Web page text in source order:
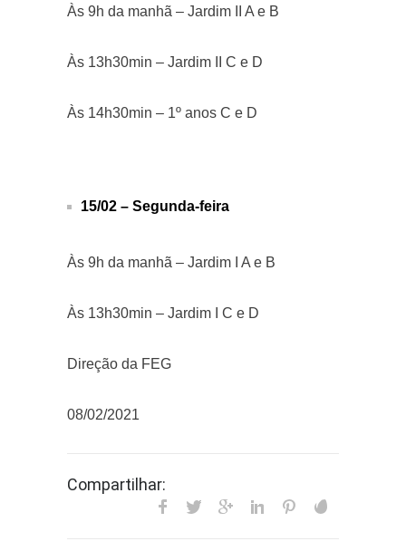
Às 9h da manhã – Jardim II A e B
Às 13h30min – Jardim II C e D
Às 14h30min – 1º anos C e D
15/02 – Segunda-feira
Às 9h da manhã – Jardim I A e B
Às 13h30min – Jardim I C e D
Direção da FEG
08/02/2021
Compartilhar: